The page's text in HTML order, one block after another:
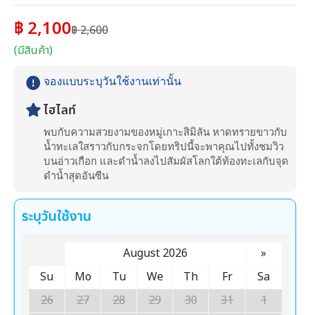
฿ 2,100฿ 2,600
(มีสินค้า)
จองแบบระบุวันใช้งานเท่านั้น
ไฮไลท์
พบกับความสวยงามของหมู่เกาะสิมิลัน หาดทรายขาวกับ
น้ำทะเลใสราวกับกระจกโดยทริปนี้จะพาคุณไปทั้งชมวิว
บนอ่าวเกือก และดำน้ำลงไปสัมผัสโลกใต้ท้องทะเลกับจุด
ดำน้ำสุดอันซีน
ระบุวันใช้งาน
August 2026
»
Su
Mo Tu We Th Fr
Sa
26
27 28 29 30 31
1